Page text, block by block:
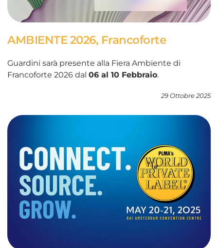
AMBIENTE 2026, Francoforte
Guardini sarà presente alla Fiera Ambiente di
Francoforte 2026 dal 06 al 10 Febbraio.
29 Ottobre 2025